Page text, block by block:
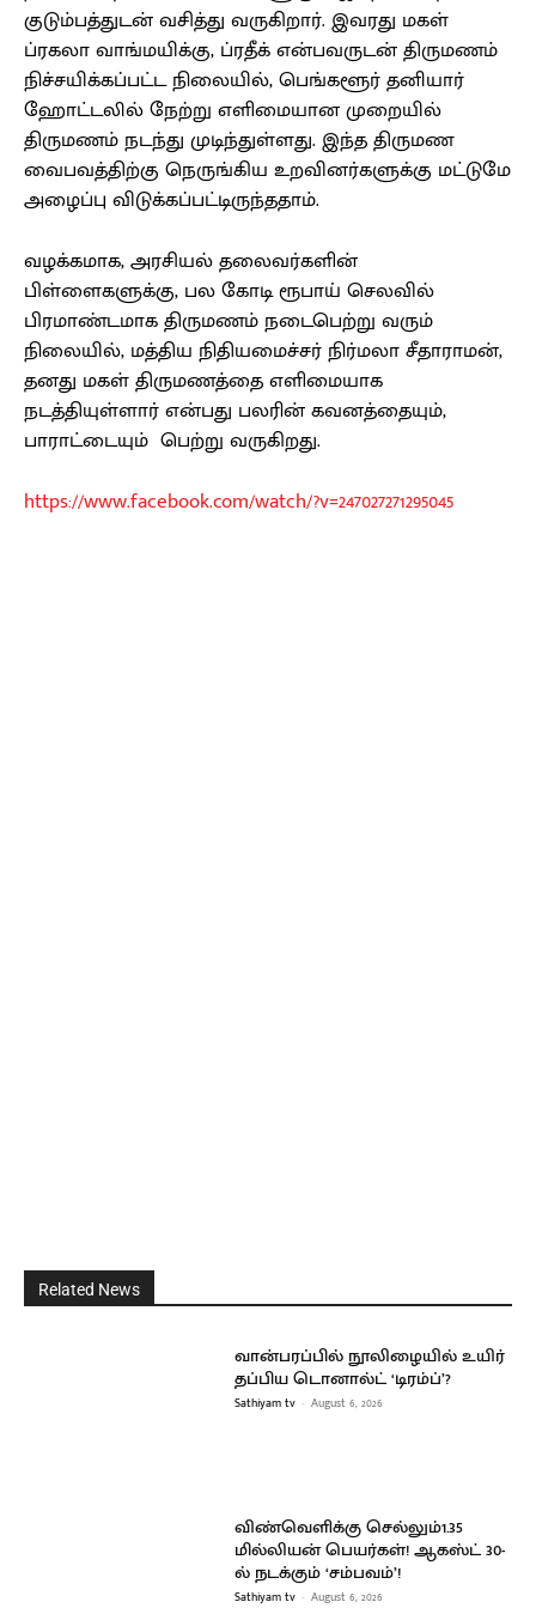
குடும்பத்துடன் வசித்து வருகிறார். இவரது மகள்
ப்ரகலா வாங்மயிக்கு, ப்ரதீக் என்பவருடன் திருமணம்
நிச்சயிக்கப்பட்ட நிலையில், பெங்களூர் தனியார்
ஹோட்டலில் நேற்று எளிமையான முறையில்
திருமணம் நடந்து முடிந்துள்ளது. இந்த திருமண
வைபவத்திற்கு நெருங்கிய உறவினர்களுக்கு மட்டுமே
அழைப்பு விடுக்கப்பட்டிருந்ததாம்.
வழக்கமாக, அரசியல் தலைவர்களின்
பிள்ளைகளுக்கு, பல கோடி ரூபாய் செலவில்
பிரமாண்டமாக திருமணம் நடைபெற்று வரும்
நிலையில், மத்திய நிதியமைச்சர் நிர்மலா சீதாராமன்,
தனது மகள் திருமணத்தை எளிமையாக
நடத்தியுள்ளார் என்பது பலரின் கவனத்தையும்,
பாராட்டையும் பெற்று வருகிறது.
https://www.facebook.com/watch/?v=247027271295045
Related News
வான்பரப்பில் நூலிழையில் உயிர்
தப்பிய டொனால்ட் ‘டிரம்ப்’?
Sathiyam tv - August 6, 2026
விண்வெளிக்கு செல்லும்1.35
மில்லியன் பெயர்கள்! ஆகஸ்ட் 30-
ல் நடக்கும் ‘சம்பவம்’!
Sathiyam tv - August 6, 2026